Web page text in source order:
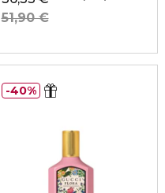
51,90 €
40%